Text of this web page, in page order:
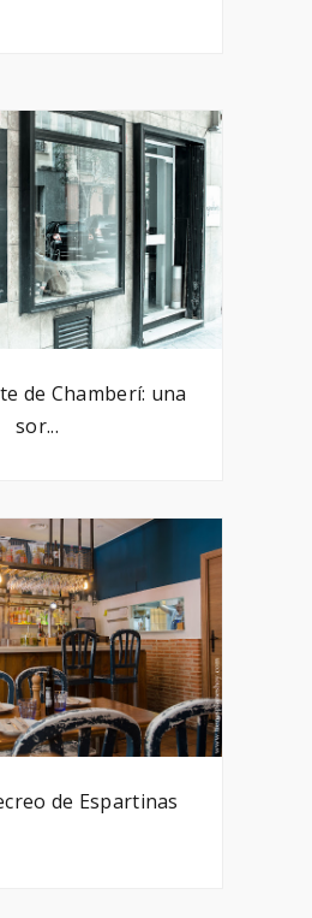
de Chamberí: una
sor...
de Espartinas